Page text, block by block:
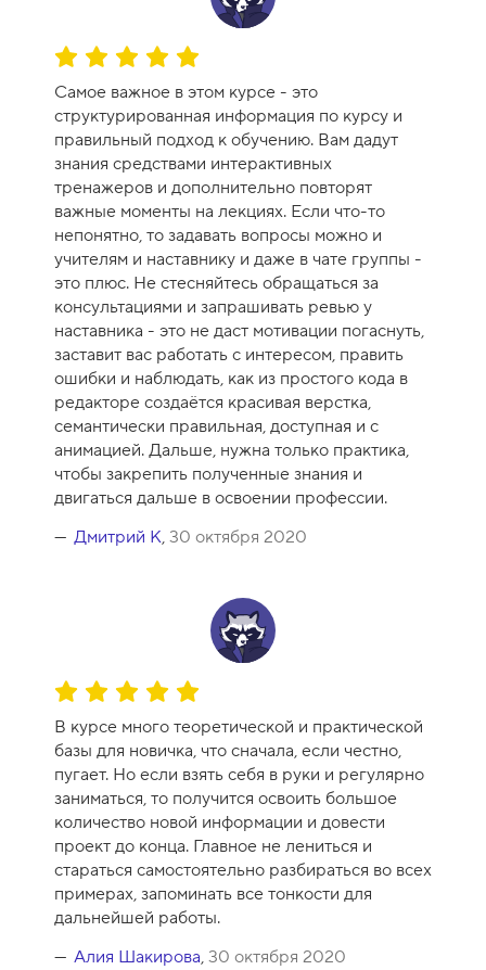
О
е
н
к
а
к
у
р
с
а
-
1
0
Самое важное в этом курсе - это
структурированная информация по курсу и
правильный подход к обучению. Вам дадут
знания средствами интерактивных
тренажеров и дополнительно повторят
важные моменты на лекциях. Если что-то
непонятно, то задавать вопросы можно и
учителям и наставнику и даже в чате группы -
это плюс. Не стесняйтесь обращаться за
консультациями и запрашивать ревью у
наставника - это не даст мотивации погаснуть,
заставит вас работать с интересом, править
ошибки и наблюдать, как из простого кода в
редакторе создаётся красивая верстка,
семантически правильная, доступная и с
анимацией. Дальше, нужна только практика,
чтобы закрепить полученные знания и
двигаться дальше в освоении профессии.
Дмитрий К, 30 октября 2020
О
е
н
к
а
к
у
р
с
а
-
В курсе много теоретической и практической
базы для новичка, что сначала, если честно,
пугает. Но если взять себя в руки и регулярно
заниматься, то получится освоить большое
количество новой информации и довести
проект до конца. Главное не лениться и
стараться самостоятельно разбираться во всех
примерах, запоминать все тонкости для
дальнейшей работы.
Алия Шакирова, 30 октября 2020